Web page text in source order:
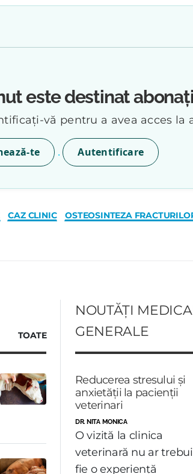
este destinat
vă pentru a avea acces la
te . Autentificare
CAZ CLINIC OSTEOSINTEZA
TOATE
NOUTĂȚI
GENERALE
Reducerea stresului și
anxietății la pacienții
veterinari
DR. NITA MONICA
O vizită la clinica
veterinară nu ar trebui
fie o experiență